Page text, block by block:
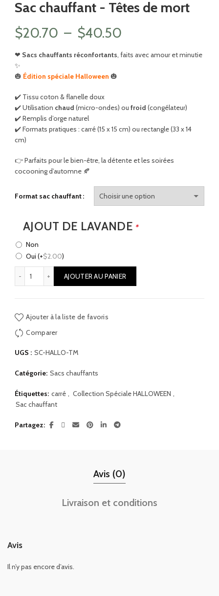
Sac chauffant - Têtes de mort
$20.70 – $40.50
de
❤ Sacs chauffants réconfortants, faits avec amour et minutie
✨
🎃 Édition spéciale Halloween 🎃
✔️ Tissu coton & flanelle doux
✔️ Utilisation chaud (micro-ondes) ou froid (congélateur)
✔️ Remplis d’orge naturel
✔️ Formats pratiques : carré (15 x 15 cm) ou rectangle (33 x 14
cm)
👉 Parfaits pour le bien-être, la détente et les soirées
cocooning d’automne 🍂
Format sac chauffant
AJOUT DE LAVANDE*
Non
Oui (+$2.00)
AJOUTER AU PANIER
Ajouter à la liste de favoris
Comparer
UGS : SC-HALLO-TM
Catégorie: Sacs chauffants
Étiquettes: carré , Collection Spéciale HALLOWEEN ,
Sac chauffant
Partagez
Avis (0)
Livraison et conditions
Avis
Il n’y pas encore d’avis.